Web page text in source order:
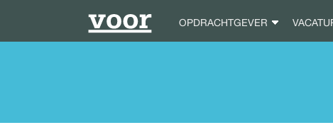
OPDRACHTGEVER